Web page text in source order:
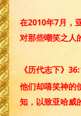
在2010年7月，
对那些嘲笑之人
《历代志下》
他们却嘻笑神的
知，以致亚哈威